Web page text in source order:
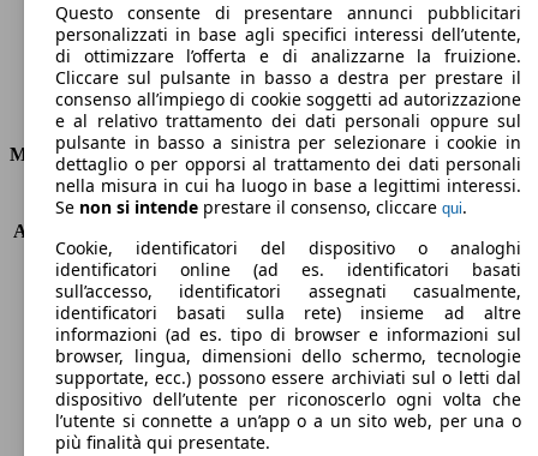
Benzina
Carburante
Motore e Prestazioni
KW (PS)
119 kW (162 PS)
Accelerazione (0-100 km/h)
Velocità massima (km/h)
190 km/h
Numero di marce
7
Coppia
250 nm
Cilindrata
1490 ccm
Carburante
Benzina
Cilindri
4
Trasmissione
Semiautomatico
Tipo di trazione
trazione anteriore
Questo consente di presentare annunci pubblicitari
personalizzati in base agli specifici interessi dell’utente,
di ottimizzare l’offerta e di analizzarne la fruizione.
Cliccare sul pulsante in basso a destra per prestare il
consenso all’impiego di cookie soggetti ad autorizzazione
e al relativo trattamento dei dati personali oppure sul
pulsante in basso a sinistra per selezionare i cookie in
dettaglio o per opporsi al trattamento dei dati personali
nella misura in cui ha luogo in base a legittimi interessi.
Se non si intende prestare il consenso, cliccare qui.
Cookie, identificatori del dispositivo o analoghi
identificatori online (ad es. identificatori basati
sull’accesso, identificatori assegnati casualmente,
identificatori basati sulla rete) insieme ad altre
informazioni (ad es. tipo di browser e informazioni sul
browser, lingua, dimensioni dello schermo, tecnologie
supportate, ecc.) possono essere archiviati sul o letti dal
dispositivo dell’utente per riconoscerlo ogni volta che
l’utente si connette a un’app o a un sito web, per una o
più finalità qui presentate.